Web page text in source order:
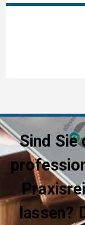
Sind Sie
lassen?